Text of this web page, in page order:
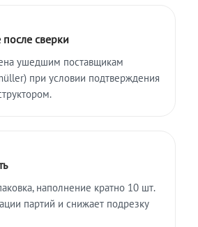
сверки
ушедшим поставщикам
при условии подтверждения
наполнение кратно 10 шт.
партий и снижает подрезку